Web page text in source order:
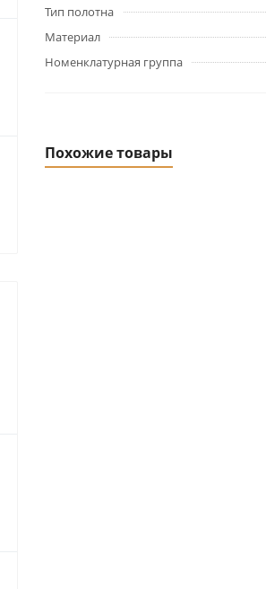
Тип полотна
Материал
Номенклатурная группа
Похожие товары